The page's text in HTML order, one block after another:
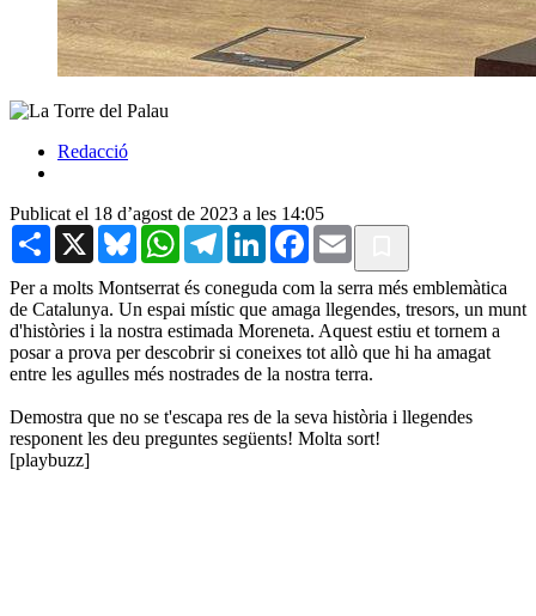
Redacció
Publicat el 18 d’agost de 2023 a les 14:05
Share X BlueskyWhatsAppTelegramLinkedInFacebook
Email
Per a molts Montserrat és coneguda com la serra més emblemàtica
de Catalunya. Un espai místic que amaga llegendes, tresors, un munt
d'històries i la nostra estimada Moreneta. Aquest estiu et tornem a
posar a prova per descobrir si coneixes tot allò que hi ha amagat
entre les agulles més nostrades de la nostra terra.
Demostra que no se t'escapa res de la seva història i llegendes
responent les deu preguntes següents! Molta sort!
[playbuzz]